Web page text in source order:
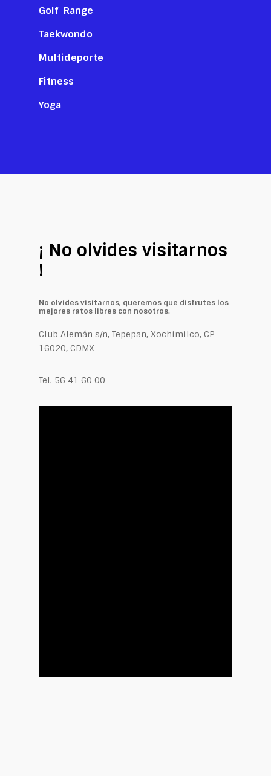
Golf Range
Taekwondo
Multideporte
Fitness
Yoga
¡ No olvides visitarnos
!
No olvides visitarnos, queremos que disfrutes los
mejores ratos libres con nosotros.
Club Alemán s/n, Tepepan, Xochimilco, CP
16020, CDMX
Tel. 56 41 60 00